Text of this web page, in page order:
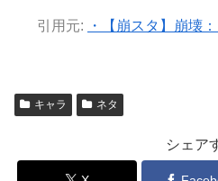
引用元:
・【崩スタ】崩壊
キャラ ネタ
シェア